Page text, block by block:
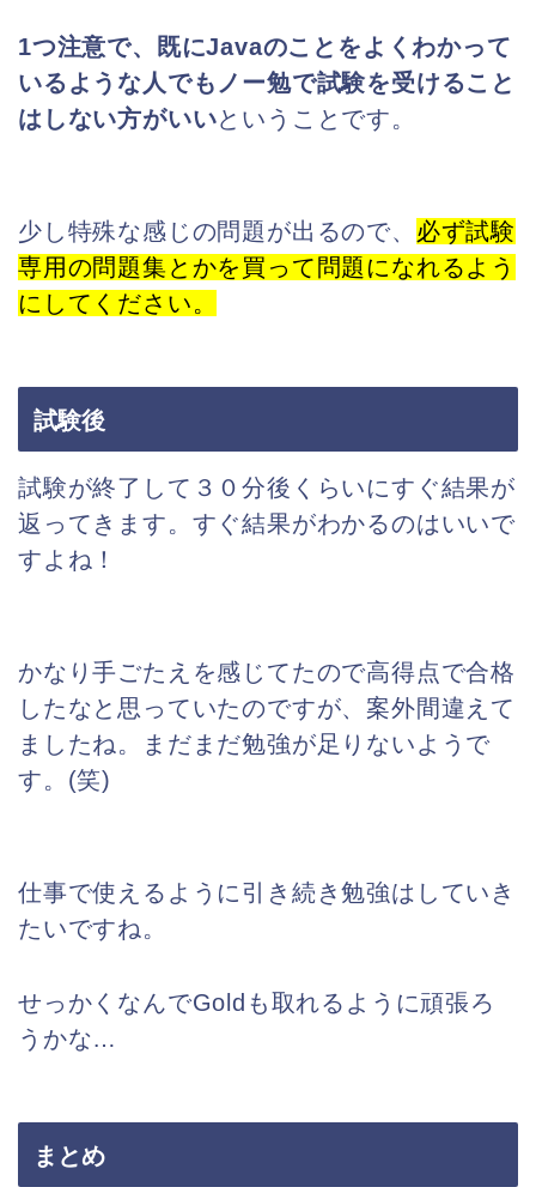
1つ注意で、既にJavaのことをよくわかって
いるような人でもノー勉で試験を受けること
はしない方がいいということです。
少し特殊な感じの問題が出るので、 必ず試験
専用の問題集とかを買って問題になれるよう
にしてください。
試験後
試験が終了して３０分後くらいにすぐ結果が
返ってきます。すぐ結果がわかるのはいいで
すよね！
かなり手ごたえを感じてたので高得点で合格
したなと思っていたのですが、案外間違えて
ましたね。まだまだ勉強が足りないようで
す。(笑)
仕事で使えるように引き続き勉強はしていき
たいですね。
せっかくなんでGoldも取れるように頑張ろ
うかな…
まとめ